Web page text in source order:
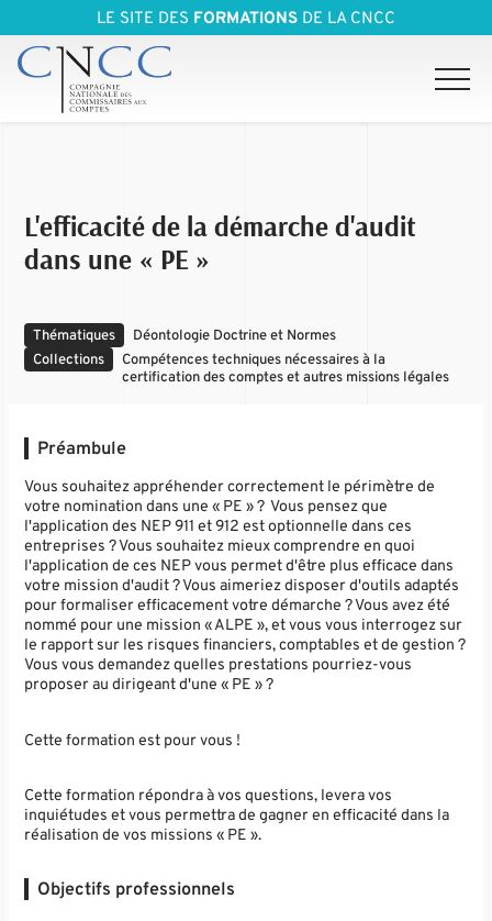
LE SITE DES FORMATIONS DE LA CNCC
L'efficacité de la démarche d'audit
dans une « PE »
Thématiques
Déontologie Doctrine et Normes
Collections
Compétences techniques nécessaires à la
certification des comptes et autres missions légales
Préambule
Vous souhaitez appréhender correctement le périmètre de
votre nomination dans une « PE » ? Vous pensez que
l'application des NEP 911 et 912 est optionnelle dans ces
entreprises ? Vous souhaitez mieux comprendre en quoi
l'application de ces NEP vous permet d'être plus efficace dans
votre mission d'audit ? Vous aimeriez disposer d'outils adaptés
pour formaliser efficacement votre démarche ? Vous avez été
nommé pour une mission « ALPE », et vous vous interrogez sur
le rapport sur les risques financiers, comptables et de gestion ?
Vous vous demandez quelles prestations pourriez-vous
proposer au dirigeant d'une « PE » ?
Cette formation est pour vous !
Cette formation répondra à vos questions, levera vos
inquiétudes et vous permettra de gagner en efficacité dans la
réalisation de vos missions « PE ».
Objectifs professionnels